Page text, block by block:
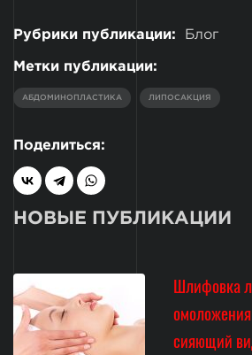
Рубрики публикации: Блог
Метки публикации:
АБДОМИНОПЛАСТИКА ЛИПОСАКЦИЯ
Поделиться:
НОВЫЕ ПУБЛИКАЦИИ
Шлифовка
сияющий